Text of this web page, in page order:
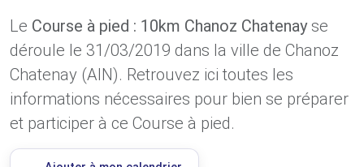
Le Course à pied : 10km Chanoz Chatenayse
déroule le 31/03/2019 dans la ville de Chanoz
Chatenay (AIN). Retrouvez ici toutes les
informations nécessaires pour bien se préparer
et participer à ce Course à pied.